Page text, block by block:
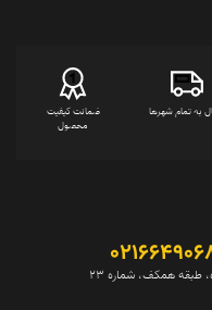
به تمام شهرها
ضمانت کیفیت
محصول
طبقه همکف، شماره 23